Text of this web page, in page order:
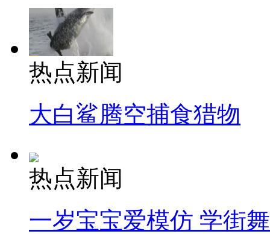
热点新闻
大白鲨腾空捕食猎物
热点新闻
一岁宝宝爱模仿 学街